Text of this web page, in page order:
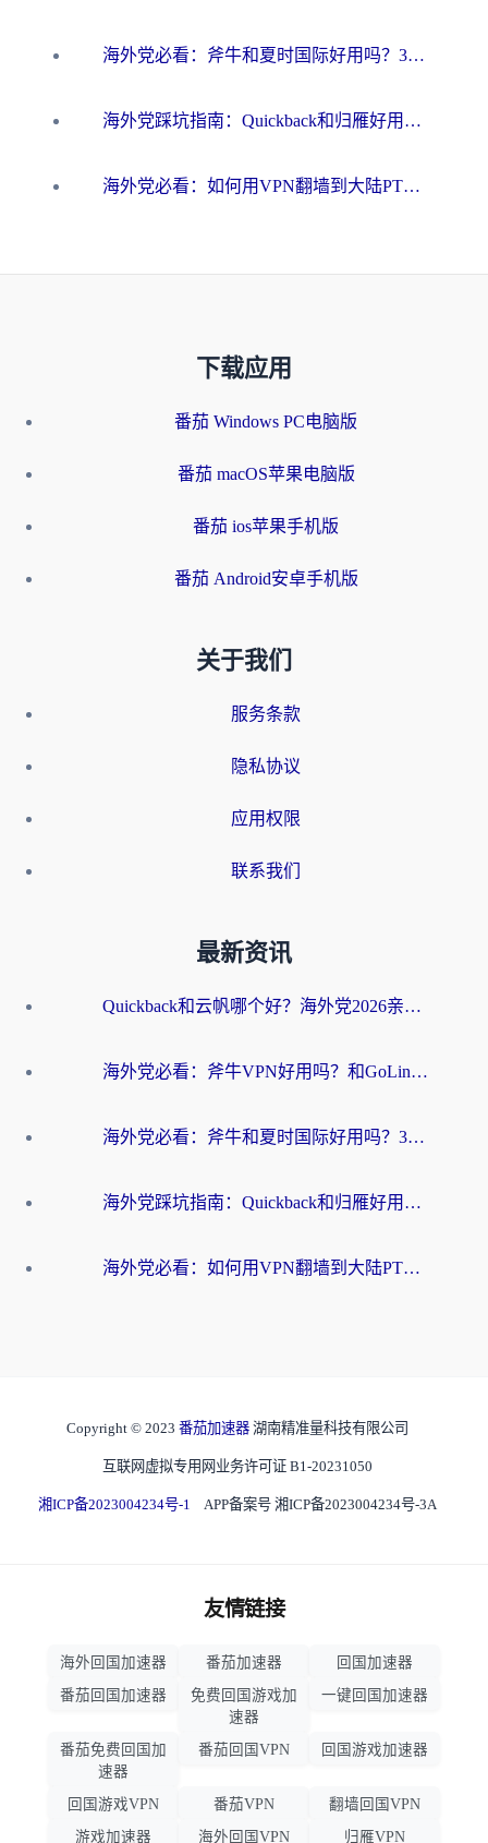
海外党必看：斧牛和夏时国际好用吗？3步选对回国加速器，无缝刷国内资源
海外党踩坑指南：Quickback和归雁好用吗？选对加速器才能无缝刷国内资源
海外党必看：如何用VPN翻墙到大陆PTT？一篇解决你所有回国加速痛点
下载应用
番茄 Windows PC电脑版
番茄 macOS苹果电脑版
番茄 ios苹果手机版
番茄 Android安卓手机版
关于我们
服务条款
隐私协议
应用权限
联系我们
最新资讯
Quickback和云帆哪个好？海外党2026亲测指南：选对加速器大陆工具，无缝刷国内剧玩国服
海外党必看：斧牛VPN好用吗？和GoLinkVPN对比哪个回国效果更好？
海外党必看：斧牛和夏时国际好用吗？3步选对回国加速器，无缝刷国内资源
海外党踩坑指南：Quickback和归雁好用吗？选对加速器才能无缝刷国内资源
海外党必看：如何用VPN翻墙到大陆PTT？一篇解决你所有回国加速痛点
Copyright © 2023 番茄加速器 湖南精准量科技有限公司
互联网虚拟专用网业务许可证 B1-20231050
湘ICP备2023004234号-1 APP备案号 湘ICP备2023004234号-3A
友情链接
海外回国加速器 番茄加速器
回国加速器
番茄回国加速器
免费回国游戏加
速器
一键回国加速器
番茄免费回国加
速器
番茄回国VPN 回国游戏加速器
回国游戏VPN 番茄VPN
翻墙回国VPN
游戏加速器
海外回国VPN 归雁VPN